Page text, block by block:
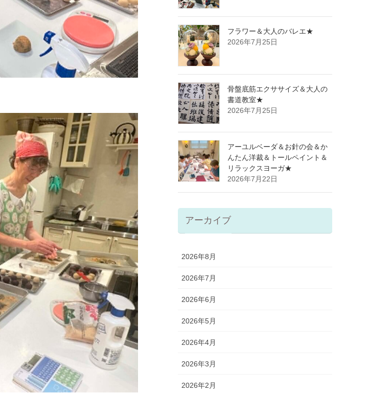
フラワー＆大人のバレエ★
2026年7月25日
骨盤底筋エクササイズ＆大人の
書道教室★
2026年7月25日
アーユルベーダ＆お針の会＆か
んたん洋裁＆トールペイント＆
リラックスヨーガ★
2026年7月22日
アーカイブ
2026年8月
2026年7月
2026年6月
2026年5月
2026年4月
2026年3月
2026年2月